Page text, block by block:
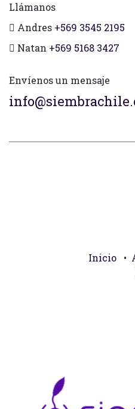
Llámanos
Andres +569 3545 2195
Natan +569 5168 3427
Envíenos un mensaje
Inicio •